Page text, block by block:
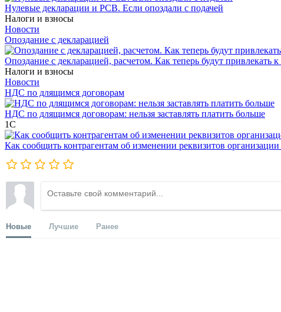
Нулевые декларации и РСВ. Если опоздали с подачей
Налоги и взносы
Новости
Опоздание с декларацией
Опоздание с декларацией, расчетом. Как теперь будут привлекать к
Налоги и взносы
Новости
НДС по длящимся договорам
НДС по длящимся договорам: нельзя заставлять платить больше
1С
Как сообщить контрагентам об изменении реквизитов организации
Новые Лучшие Ранее